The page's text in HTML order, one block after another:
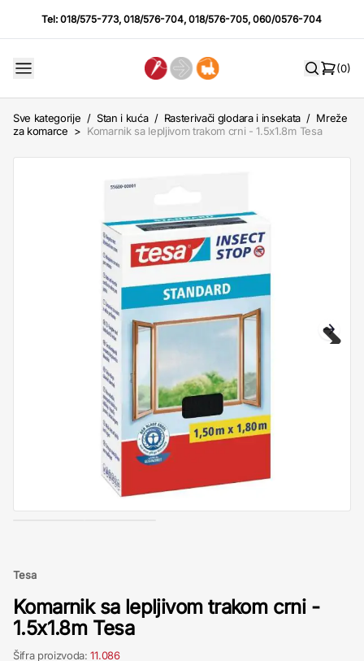
Tel:018/575-773,018/576-704,018/576-705,060/0576-704
(0)
Sve kategorije / Stan i kuća / Rasterivači glodara i insekata / Mreže
za komarce > Komarnik sa lepljivom trakom crni - 1.5x1.8m Tesa
Tesa
Komarnik sa lepljivom trakom crni -
1.5x1.8m Tesa
Šifra proizvoda:11.086